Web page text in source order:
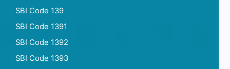
SBI Code 139
SBI Code 1391
SBI Code 1392
SBI Code 1393